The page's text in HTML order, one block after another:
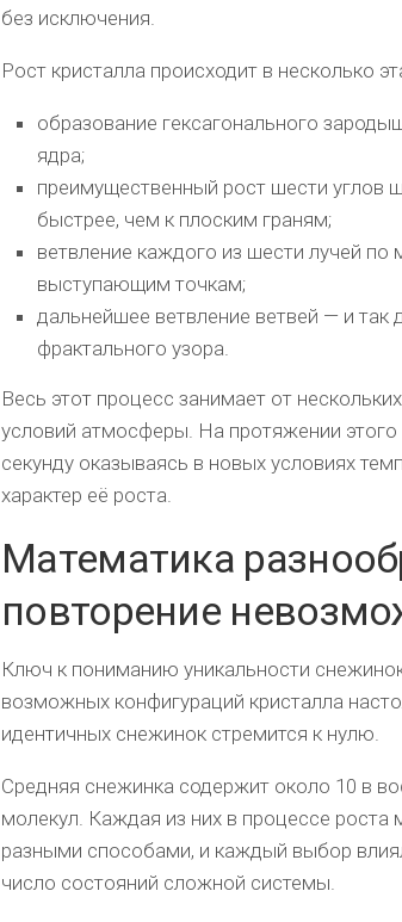
без исключения.
Рост кристалла происходит в несколько
образование гексагонального
ядра;
преимущественный рост шести углов
быстрее, чем к плоским граням;
ветвление каждого из шести лучей
выступающим точкам;
дальнейшее ветвление ветвей — и
фрактального узора.
Весь этот процесс занимает от
условий атмосферы. На протяжении
секунду оказываясь в новых условиях
характер её роста.
Математика
повторение
Ключ к пониманию уникальности
возможных конфигураций кристалла
идентичных снежинок стремится к нулю.
Средняя снежинка содержит около 10 в
молекул. Каждая из них в процессе роста
разными способами, и каждый выбор
число состояний сложной системы.